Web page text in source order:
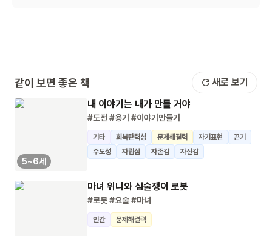
같이 보면 좋은 책 새로 보기
5~6세
내 이야기는 내가 만들 거야
#도전 #용기 #이야기만들기
기타 회복탄력성 문제해결력 자기표현
끈기
주도성
자립심 자존감 자신감
마녀 위니와 심술쟁이 로봇
#로봇#요술#마녀
인간 문제해결력